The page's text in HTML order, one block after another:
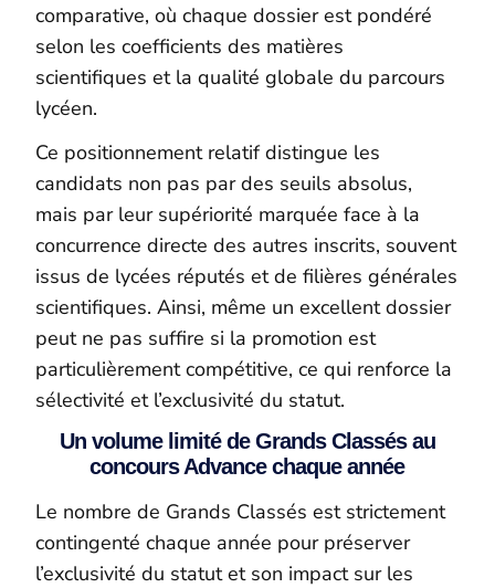
comparative, où chaque dossier est pondéré
selon les coefficients des matières
scientifiques et la qualité globale du parcours
lycéen.
Ce positionnement relatif distingue les
candidats non pas par des seuils absolus,
mais par leur supériorité marquée face à la
concurrence directe des autres inscrits, souvent
issus de lycées réputés et de filières générales
scientifiques. Ainsi, même un excellent dossier
peut ne pas suffire si la promotion est
particulièrement compétitive, ce qui renforce la
sélectivité et l’exclusivité du statut.
Un volume limité de Grands Classés au
concours Advance chaque année
Le nombre de Grands Classés est strictement
contingenté chaque année pour préserver
l’exclusivité du statut et son impact sur les